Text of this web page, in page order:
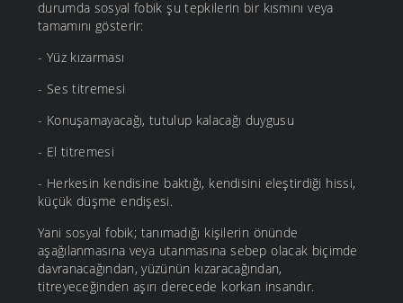
durumda sosyal fobik şu tepkilerin bir kısmını veya
tamamını gösterir:
- Yüz kızarması
- Ses titremesi
- Konuşamayacağı, tutulup kalacağı duygusu
- El titremesi
- Herkesin kendisine baktığı, kendisini eleştirdiği hissi,
küçük düşme endişesi.
Yani sosyal fobik; tanımadığı kişilerin önünde
aşağılanmasına veya utanmasına sebep olacak biçimde
davranacağından, yüzünün kızaracağından,
titreyeceğinden aşırı derecede korkan insandır.